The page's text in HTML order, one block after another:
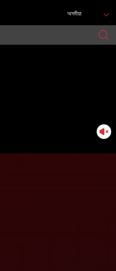
অসমীয়া